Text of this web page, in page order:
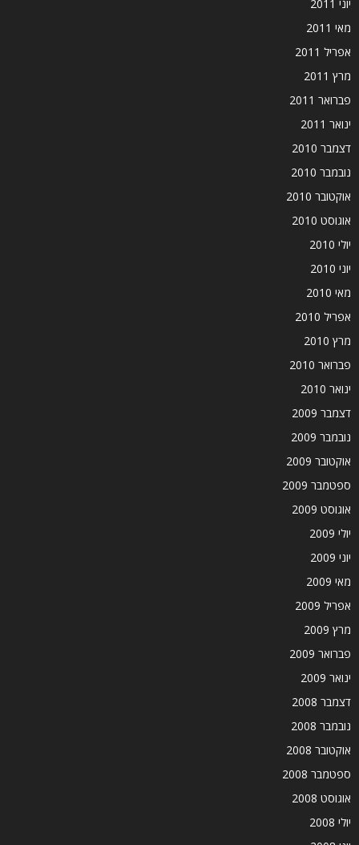
יוני 2011
מאי 2011
אפריל 2011
מרץ 2011
פברואר 2011
ינואר 2011
דצמבר 2010
נובמבר 2010
אוקטובר 2010
אוגוסט 2010
יולי 2010
יוני 2010
מאי 2010
אפריל 2010
מרץ 2010
פברואר 2010
ינואר 2010
דצמבר 2009
נובמבר 2009
אוקטובר 2009
ספטמבר 2009
אוגוסט 2009
יולי 2009
יוני 2009
מאי 2009
אפריל 2009
מרץ 2009
פברואר 2009
ינואר 2009
דצמבר 2008
נובמבר 2008
אוקטובר 2008
ספטמבר 2008
אוגוסט 2008
יולי 2008